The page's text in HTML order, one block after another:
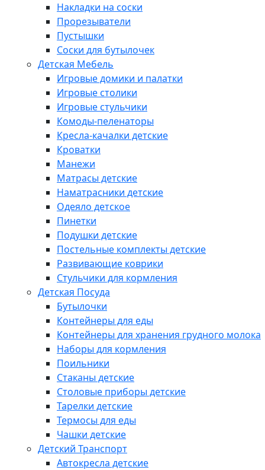
Накладки на соски
Прорезыватели
Пустышки
Соски для бутылочек
Детская Мебель
Игровые домики и палатки
Игровые столики
Игровые стульчики
Комоды-пеленаторы
Кресла-качалки детские
Кроватки
Манежи
Матрасы детские
Наматрасники детские
Одеяло детское
Пинетки
Подушки детские
Постельные комплекты детские
Развивающие коврики
Стульчики для кормления
Детская Посуда
Бутылочки
Контейнеры для еды
Контейнеры для хранения грудного молока
Наборы для кормления
Поильники
Стаканы детские
Столовые приборы детские
Тарелки детские
Термосы для еды
Чашки детские
Детский Транспорт
Автокресла детские